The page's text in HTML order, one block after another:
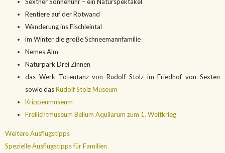
Rentiere auf der Rotwand
Wanderung ins Fischleintal
im Winter die große Schneemannfamilie
Nemes Alm
Naturpark Drei Zinnen
das Werk Totentanz von Rudolf Stolz im Friedhof von Sexten
sowie dasRudolf Stolz Museum
Krippenmuseum
Freilichtmuseum Bellum Aquilarum zum 1. Weltkrieg
Weitere Ausflugstipps
Spezielle Ausflugstipps für Familien